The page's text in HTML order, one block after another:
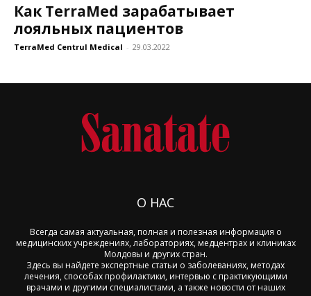
Как TerraMed зарабатывает
лояльных пациентов
TerraMed Centrul Medical - 29.03.2022
О НАС
Всегда самая актуальная, полная и полезная информация о
медицинских учреждениях, лабораториях, медцентрах и клиниках
Молдовы и других стран.
Здесь вы найдете экспертные статьи о заболеваниях, методах
лечения, способах профилактики, интервью с практикующими
врачами и другими специалистами, а также новости от наших